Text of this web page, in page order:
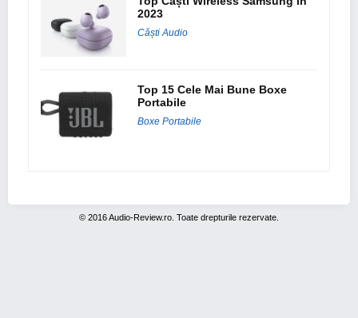
2023
Căști Audio
Top 15 Cele Mai Bune Boxe
Portabile
Boxe Portabile
© 2016 Audio-Review.ro. Toate drepturile rezervate.